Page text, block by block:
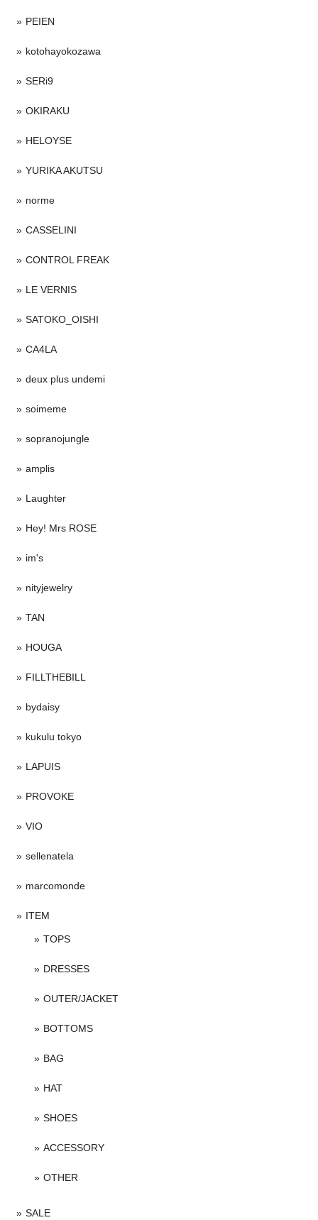
PEIEN
kotohayokozawa
SERi9
OKIRAKU
HELOYSE
YURIKA AKUTSU
norme
CASSELINI
CONTROL FREAK
LE VERNIS
SATOKO_OISHI
CA4LA
deux plus undemi
soimeme
sopranojungle
amplis
Laughter
Hey! Mrs ROSE
im's
nityjewelry
TAN
HOUGA
FILLTHEBILL
bydaisy
kukulu tokyo
LAPUIS
PROVOKE
VIO
sellenatela
marcomonde
ITEM
TOPS
DRESSES
OUTER/JACKET
BOTTOMS
BAG
HAT
SHOES
ACCESSORY
OTHER
SALE